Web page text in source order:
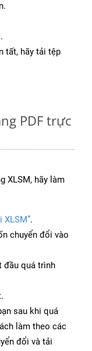
tất, hãy tải tệp
PDF trực
XLSM, hãy làm
XLSM”.
chuyển đổi vào
đầu quá trình
sau khi quá
làm theo các
đổi và tải